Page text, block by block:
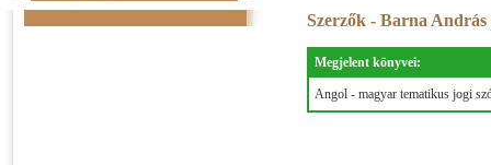
Szerzők - Barna András
Megjelent könyvei:
Angol - magyar tematikus jogi